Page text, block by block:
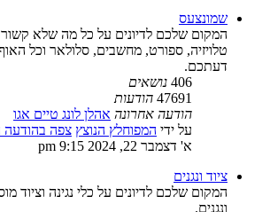
שמונצעס
המקום שלכם לדיונים על כל מה שלא קשור
טלויזיה, ספורט, מחשבים, סלולאר וכל
דעתכם.
406 נושאים
47691 הודעות
הודעה אחרונה אהלן לונג טיים אגו
על ידי המפוחלץ הנוצץ צפה בהודעה
א' דצמבר 22, 2024 9:15 pm
ציוד ונגנים
המקום שלכם לדיונים על כלי נגינה וציוד
ונגנים.